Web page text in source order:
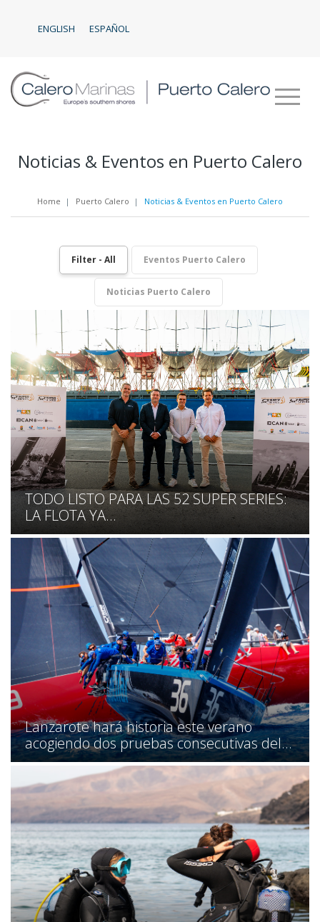
ENGLISH ESPAÑOL
Noticias & Eventos en Puerto Calero
Home | Puerto Calero | Noticias & Eventos en Puerto Calero
Filter - All Eventos Puerto Calero
Noticias Puerto Calero
TODO LISTO PARA LAS 52 SUPER SERIES:
LA FLOTA YA...
Lanzarote hará historia este verano
acogiendo dos pruebas consecutivas del...